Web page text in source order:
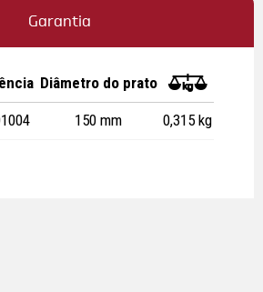
Garantia
Diâmetro do prato 0
150 mm 0,315 kg